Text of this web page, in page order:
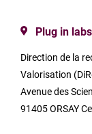
Plug in
Direction de la
Valorisation
Avenue des
91405 ORSAY